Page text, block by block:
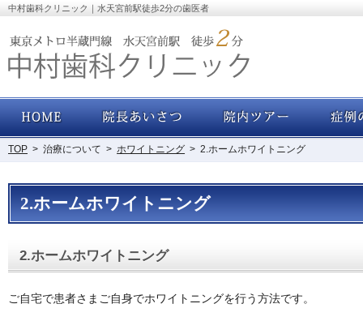
2.ホームホワイトニング
中村歯科クリニック｜水天宮前駅徒歩2分の歯医者
2.ホームホワイトニング
ご自宅で患者さまご自身でホワイトニングを行う方法です。
ホーム 院長あいさつ・経歴 院内ツアー
TOP > 治療について > ホワイトニング > 2.ホームホワイトニング